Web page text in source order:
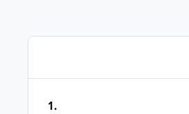
1.